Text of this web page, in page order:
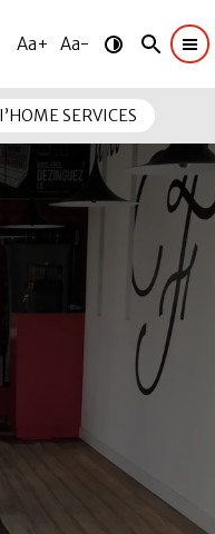
Aa+ Aa-
SERVICES